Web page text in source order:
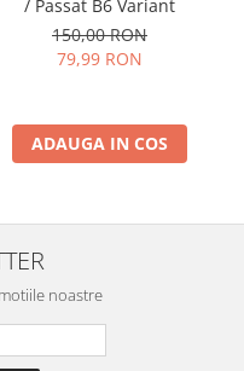
/ Passat B6 Variant
150,00 RON
79,99 RON
ADAUGA IN COS
noastre